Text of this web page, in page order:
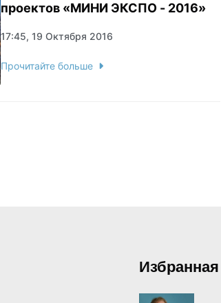
проектов «МИНИ ЭКСПО - 2016»
17:45, 19 Октября 2016
Прочитайте больше